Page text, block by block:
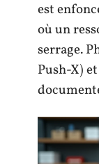
est
où un
serrage.
Push-X)